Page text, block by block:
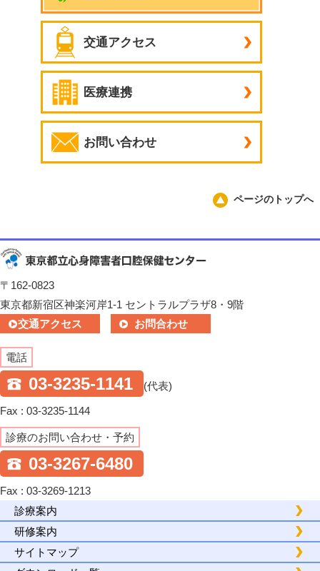
交通アクセス
医療連携
お問い合わせ
ページのトップへ
〒162-0823
東京都新宿区神楽河岸1-1 セントラルプラザ8・9階
交通アクセス
お問合わせ
電話
03-3235-1141 (代表)
Fax : 03-3235-1144
診療のお問い合わせ・予約
03-3267-6480
Fax : 03-3269-1213
診療案内
研修案内
サイトマップ